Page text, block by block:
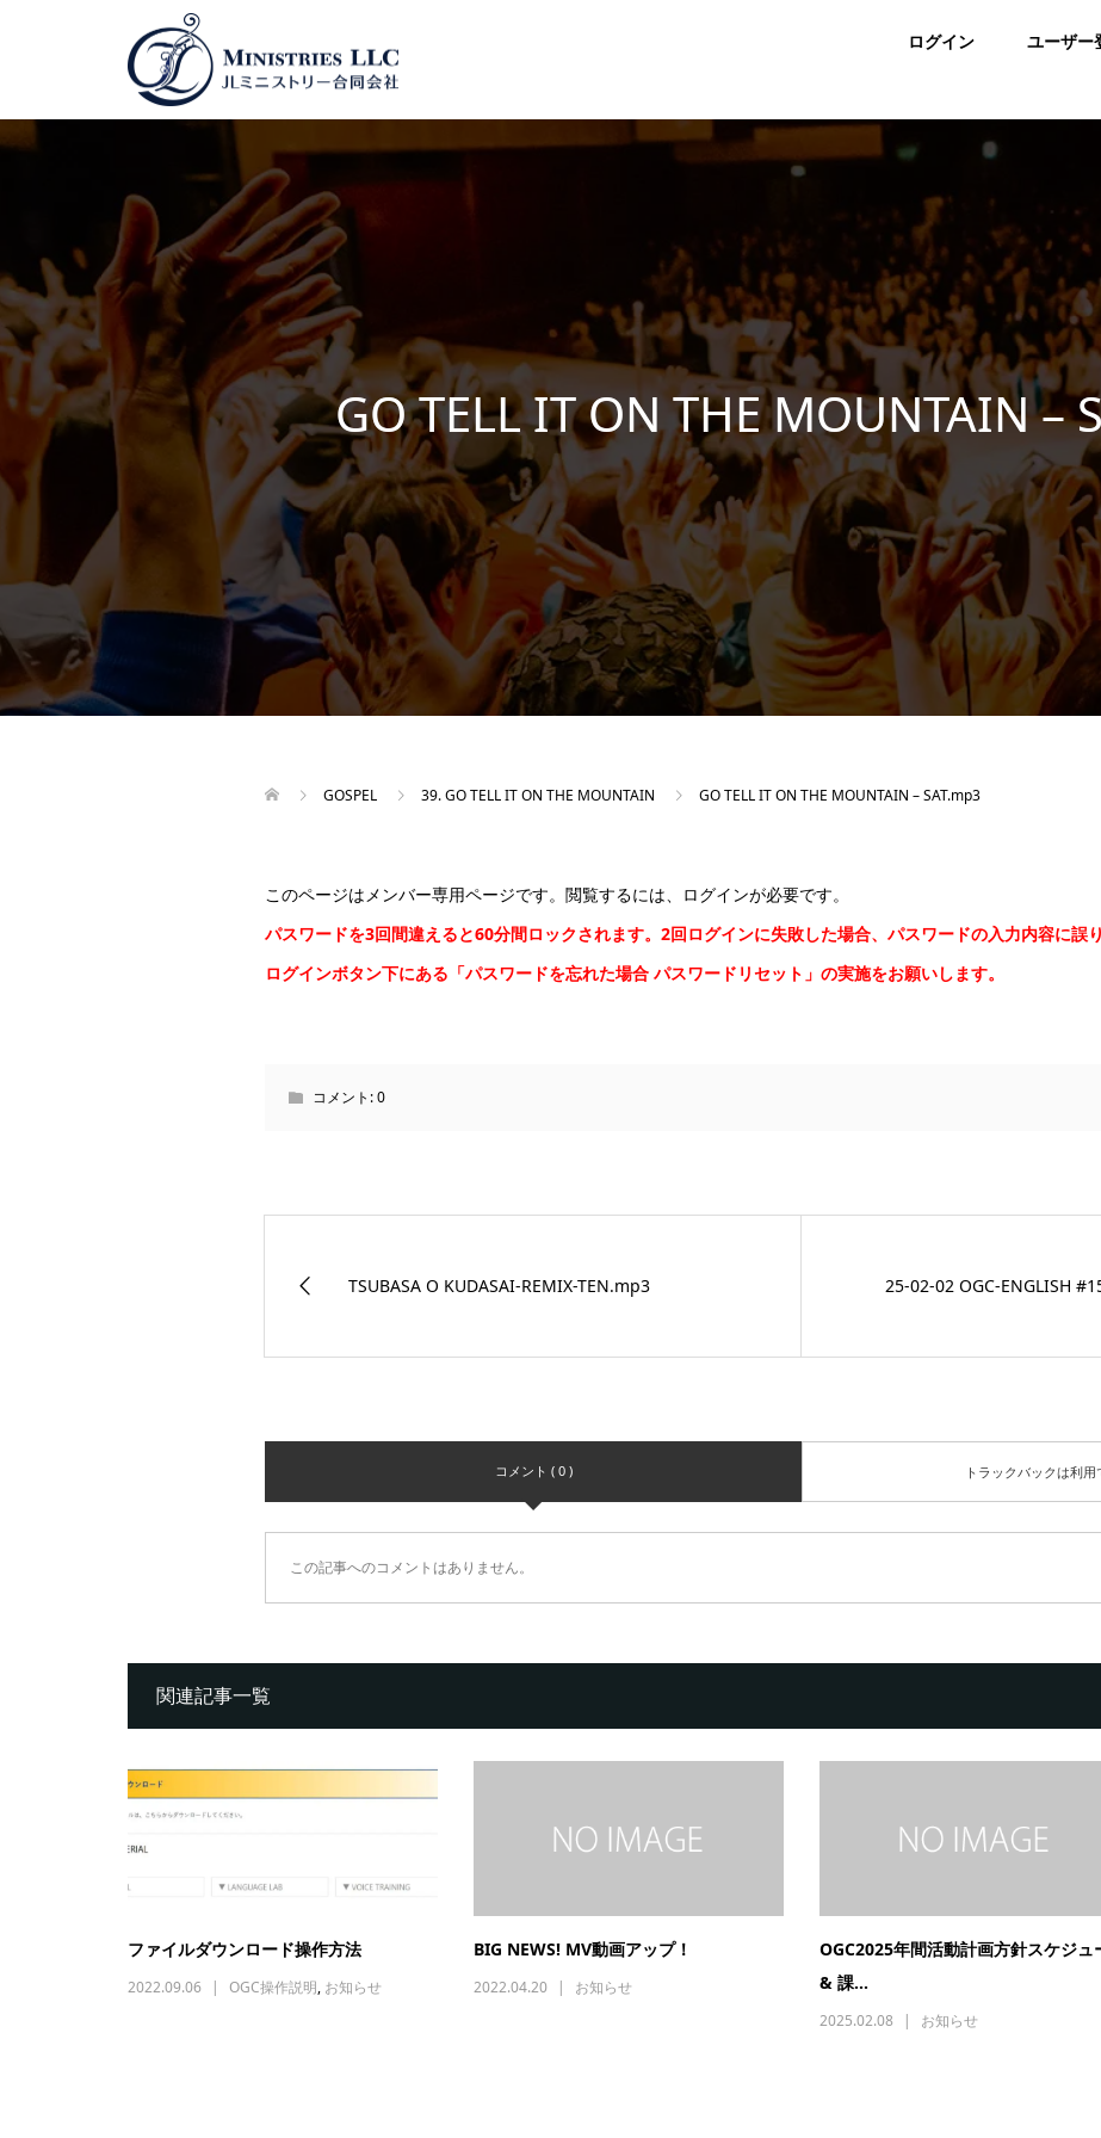
ログイン ユーザー
GO TELL IT ON THE MOUNTAIN –
GOSPEL 39. GO TELL IT ON THE MOUNTAIN GO TELL IT ON THE MOUNTAIN – SAT.mp3
このページはメンバー専用ページです。閲覧するには、ログインが必要です。
パスワードを3回間違えると60分間ロックされます。2回ログインに失敗した場合、パスワードの入力内容に誤
ログインボタン下にある「パスワードを忘れた場合 パスワードリセット 」の実施をお願いします。
コメント:0
TSUBASA O KUDASAI-REMIX-TEN.mp3 25-02-02 OGC-ENGLISH
コメント ( 0 ) トラックバックは利用
この記事へのコメントはありません。
関連記事一覧
ファイルダウンロード操作方法
2022.09.06 OGC操作説明, お知らせ
BIG NEWS! MV動画アップ！
2022.04.20 お知らせ
OGC2025年間活動計画方針スケジュ
& 課...
2025.02.08 お知らせ